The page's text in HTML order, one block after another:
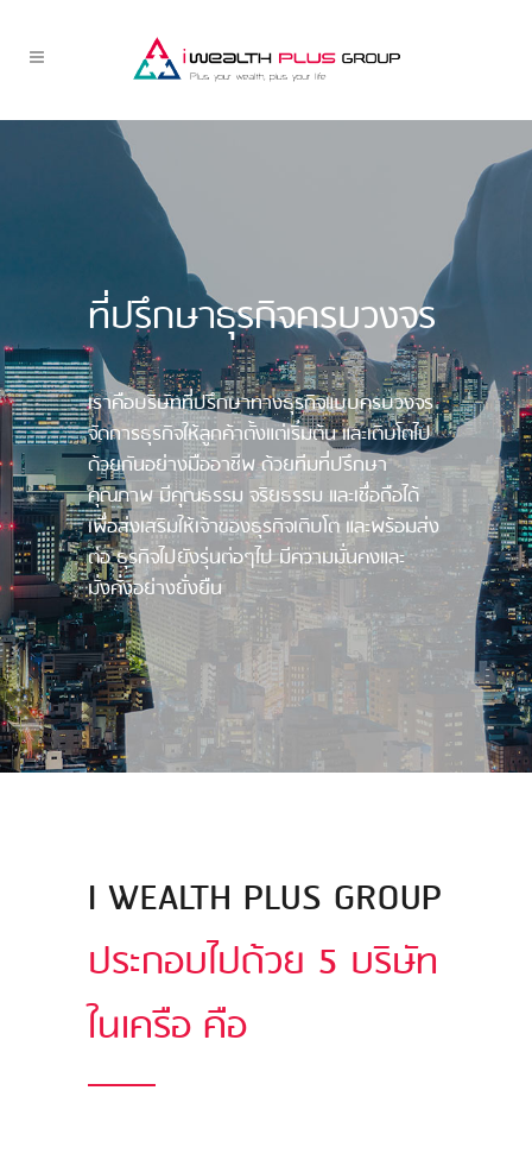
ที่ปรึกษาธุรกิจครบวงจร
เราคือบริษัทที่ปรึกษาทางธุรกิจแบบครบวงจร
จัดการธุรกิจให้ลูกค้าตั้งแต่เริ่มต้น และเติบโตไป
ด้วยกันอย่างมืออาชีพ ด้วยทีมที่ปรึกษา
คุณภาพ มีคุณธรรม จริยธรรม และเชื่อถือได้
เพื่อส่งเสริมให้เจ้าของธุรกิจเติบโต และพร้อมส่ง
ต่อ ธุรกิจไปยังรุ่นต่อๆไป มีความมั่นคงและ
มั่งคั่งอย่างยั่งยืน
I WEALTH PLUS GROUP
ประกอบไปด้วย 5 บริษัท
ในเครือ คือ